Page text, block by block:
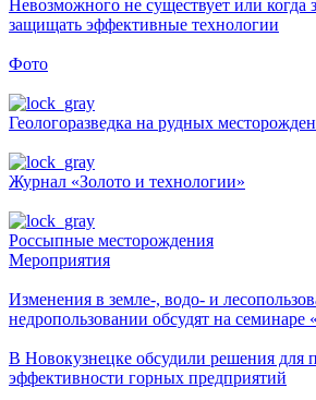
Невозможного не существует или когда
защищать эффективные технологии
Фото
Геологоразведка на рудных
Журнал «Золото и технологии»
Россыпные месторождения
Мероприятия
Изменения в земле-, водо- и
недропользовании обсудят на
В Новокузнецке обсудили решения для
эффективности горных предприятий